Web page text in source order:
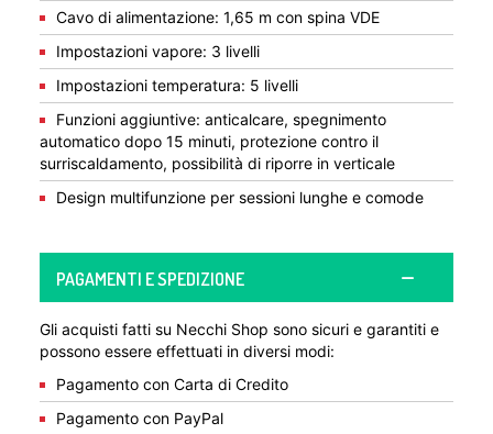
Cavo di alimentazione: 1,65 m con spina VDE
Impostazioni vapore: 3 livelli
Impostazioni temperatura: 5 livelli
Funzioni aggiuntive: anticalcare, spegnimento
automatico dopo 15 minuti, protezione contro il
surriscaldamento, possibilità di riporre in verticale
Design multifunzione per sessioni lunghe e comode
PAGAMENTI E SPEDIZIONE
Gli acquisti fatti su Necchi Shop sono sicuri e garantiti e
possono essere effettuati in diversi modi:
Pagamento con Carta di Credito
Pagamento con PayPal